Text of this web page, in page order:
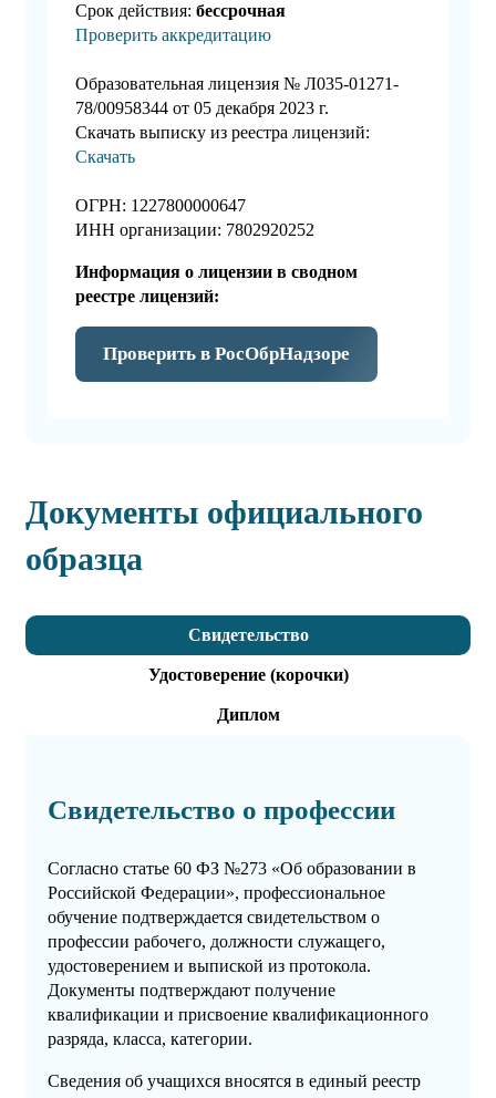
Срок действия: бессрочная
Проверить аккредитацию
Образовательная лицензия № Л035-01271-
78/00958344 от 05 декабря 2023 г.
Скачать выписку из реестра лицензий:
Скачать
ОГРН: 1227800000647
ИНН организации: 7802920252
Информация о лицензии в сводном
реестре лицензий:
Проверить в РосОбрНадзоре
Документы официального
образца
Свидетельство
Удостоверение (корочки)
Диплом
Свидетельство о профессии
Согласно статье 60 ФЗ №273 «Об образовании в
Российской Федерации», профессиональное
обучение подтверждается свидетельством о
профессии рабочего, должности служащего,
удостоверением и выпиской из протокола.
Документы подтверждают получение
квалификации и присвоение квалификационного
разряда, класса, категории.
Сведения об учащихся вносятся в единый реестр